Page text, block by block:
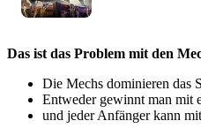
Das ist das Problem mit den
Die Mechs dominieren das
Entweder gewinnt man mit
und jeder Anfänger kann